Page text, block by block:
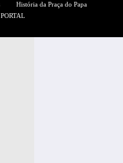
História da Praça do Papa